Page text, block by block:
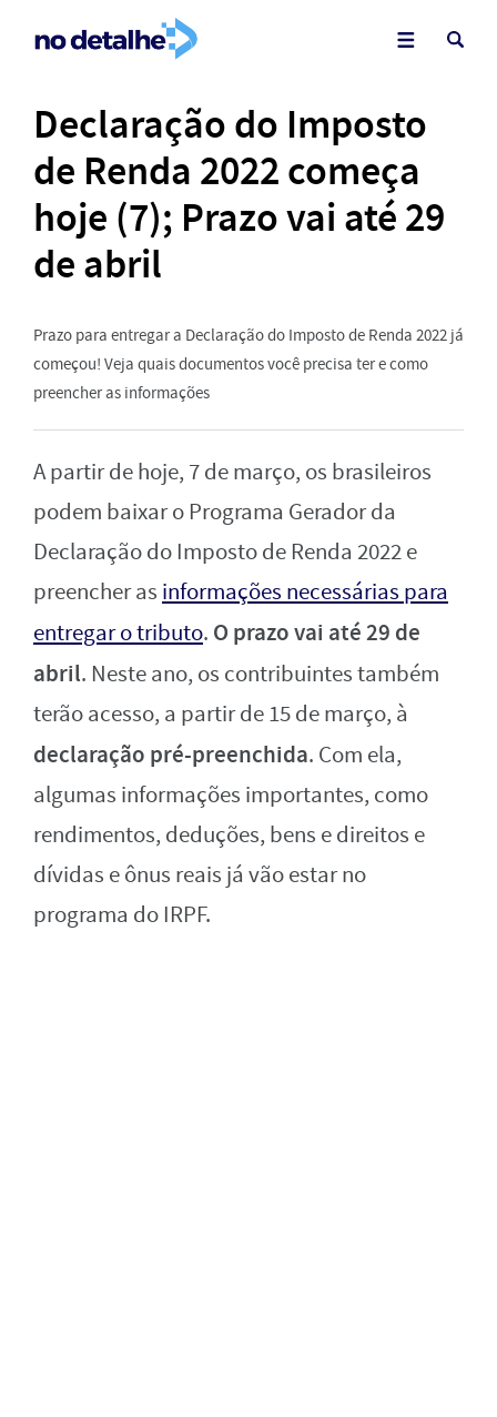
Declaração do Imposto
de Renda 2022 começa
hoje (7); Prazo vai até 29
de abril
Prazo para entregar a Declaração do Imposto de Renda 2022 já
começou! Veja quais documentos você precisa ter e como
preencher as informações
A partir de hoje, 7 de março, os brasileiros
podem baixar o Programa Gerador da
Declaração do Imposto de Renda 2022 e
preencher as informações necessárias para
entregar o tributo. O prazo vai até 29 de
abril. Neste ano, os contribuintes também
terão acesso, a partir de 15 de março, à
declaração pré-preenchida. Com ela,
algumas informações importantes, como
rendimentos, deduções, bens e direitos e
dívidas e ônus reais já vão estar no
programa do IRPF.